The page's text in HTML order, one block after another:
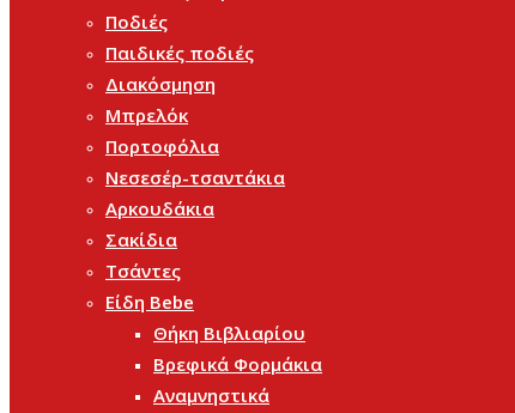
Ποδιές
Παιδικές ποδιές
Διακόσμηση
Μπρελόκ
Πορτοφόλια
Νεσεσέρ-τσαντάκια
Αρκουδάκια
Σακίδια
Τσάντες
Είδη Bebe
Θήκη Βιβλιαρίου
Βρεφικά Φορμάκια
Αναμνηστικά